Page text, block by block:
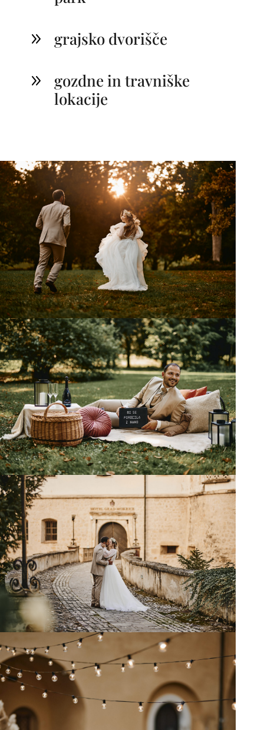
9 grajsko dvorišče
9
gozdne in travniške
lokacije